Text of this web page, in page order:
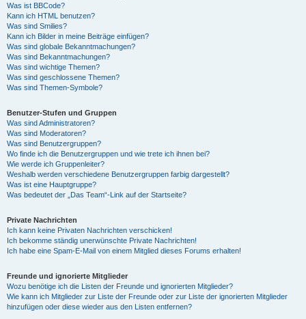
Was ist BBCode?
Kann ich HTML benutzen?
Was sind Smilies?
Kann ich Bilder in meine Beiträge einfügen?
Was sind globale Bekanntmachungen?
Was sind Bekanntmachungen?
Was sind wichtige Themen?
Was sind geschlossene Themen?
Was sind Themen-Symbole?
Benutzer-Stufen und Gruppen
Was sind Administratoren?
Was sind Moderatoren?
Was sind Benutzergruppen?
Wo finde ich die Benutzergruppen und wie trete ich ihnen bei?
Wie werde ich Gruppenleiter?
Weshalb werden verschiedene Benutzergruppen farbig dargestellt?
Was ist eine Hauptgruppe?
Was bedeutet der „Das Team“-Link auf der Startseite?
Private Nachrichten
Ich kann keine Privaten Nachrichten verschicken!
Ich bekomme ständig unerwünschte Private Nachrichten!
Ich habe eine Spam-E-Mail von einem Mitglied dieses Forums erhalten!
Freunde und ignorierte Mitglieder
Wozu benötige ich die Listen der Freunde und ignorierten Mitglieder?
Wie kann ich Mitglieder zur Liste der Freunde oder zur Liste der ignorierten Mitglieder
hinzufügen oder diese wieder aus den Listen entfernen?